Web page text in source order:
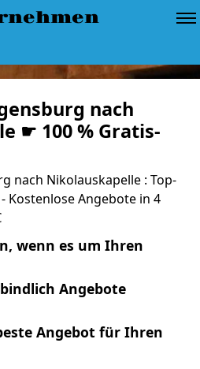
nach
☛ 100 % Gratis-
nach Nikolauskapelle : Top-
Kostenlose Angebote in 4
wenn es um Ihren
Angebote
Angebot für Ihren